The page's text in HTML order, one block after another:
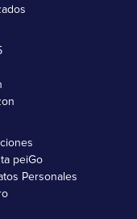
peiGo
Personales